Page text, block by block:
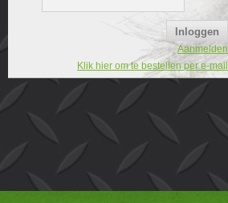
Aanmelden
Klik hier om te bestellen per e-mail